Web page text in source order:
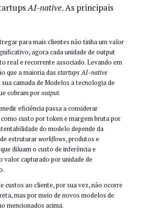
AI-native. As principais
para mais clientes não tinha um valor
agora cada unidade de output
real e recorrente associado. Levando em
que a maioria das startups AI-native
camada de Modelos a tecnologia de
cobram poroutput.
eficiência passa a considerar
custo por token e margem bruta por
do modelo depende da
estruturarworkflows, produtos e
diluam o custo de inferência e
valor capturado por unidade de
custos ao cliente, por sua vez, não ocorre
mas por meio de novos modelos de
mencionados acima.